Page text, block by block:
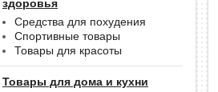
здоровья
Средства для похудения
Спортивные товары
Товары для красоты
Товары для дома и кухни